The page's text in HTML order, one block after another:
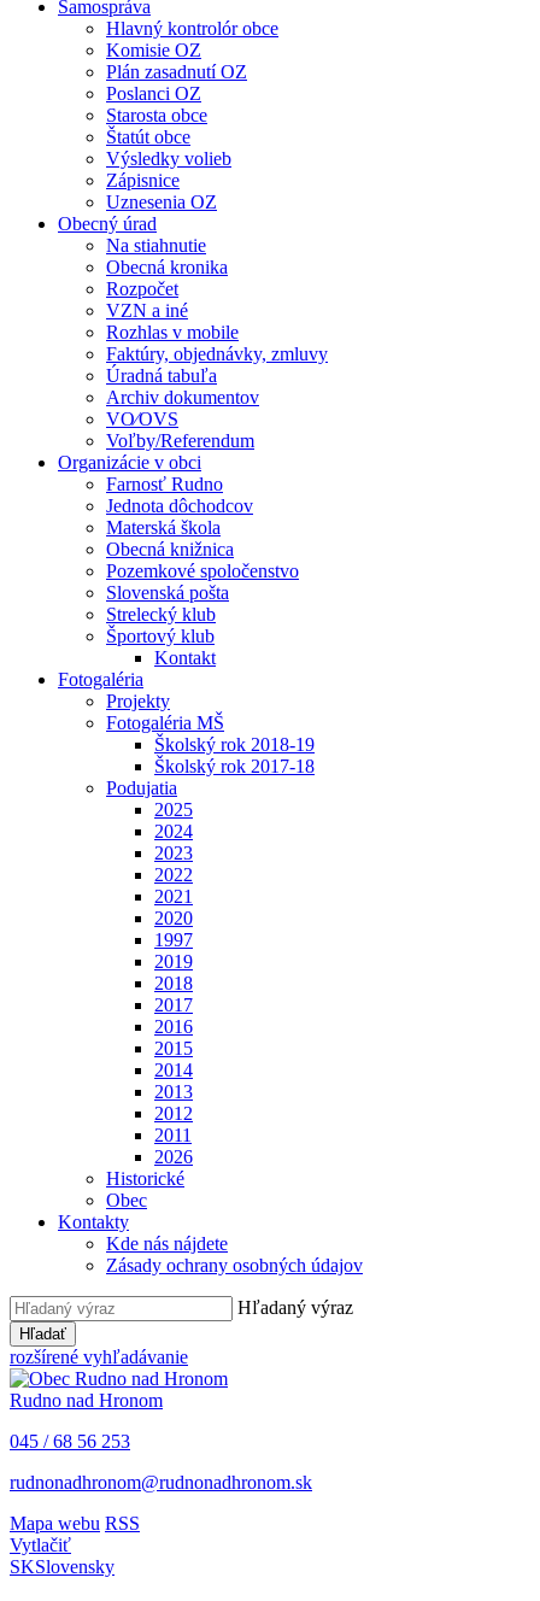
Samospráva
Hlavný kontrolór obce
Komisie OZ
Plán zasadnutí OZ
Poslanci OZ
Starosta obce
Štatút obce
Výsledky volieb
Zápisnice
Uznesenia OZ
Obecný úrad
Na stiahnutie
Obecná kronika
Rozpočet
VZN a iné
Rozhlas v mobile
Faktúry, objednávky, zmluvy
Úradná tabuľa
Archiv dokumentov
VO⁄OVS
Voľby/Referendum
Organizácie v obci
Farnosť Rudno
Jednota dôchodcov
Materská škola
Obecná knižnica
Pozemkové spoločenstvo
Slovenská pošta
Strelecký klub
Športový klub
Kontakt
Fotogaléria
Projekty
Fotogaléria MŠ
Školský rok 2018-19
Školský rok 2017-18
Podujatia
2025
2024
2023
2022
2021
2020
1997
2019
2018
2017
2016
2015
2014
2013
2012
2011
2026
Historické
Obec
Kontakty
Kde nás nájdete
Zásady ochrany osobných údajov
Hľadaný výraz
Hľadať
rozšírené vyhľadávanie
Rudno nad Hronom
045 / 68 56 253
rudnonadhronom@rudnonadhronom.sk
Mapa webu RSS
Vytlačiť
SKSlovensky